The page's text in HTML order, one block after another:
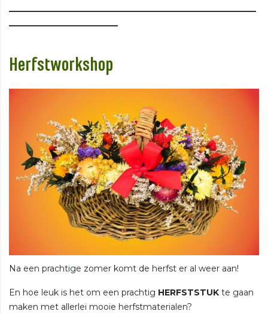
___________________________________________________________
__________________________
Herfstworkshop
Na een prachtige zomer komt de herfst er al weer aan!
En hoe leuk is het om een prachtig HERFSTSTUK te gaan
maken met allerlei mooie herfstmaterialen?